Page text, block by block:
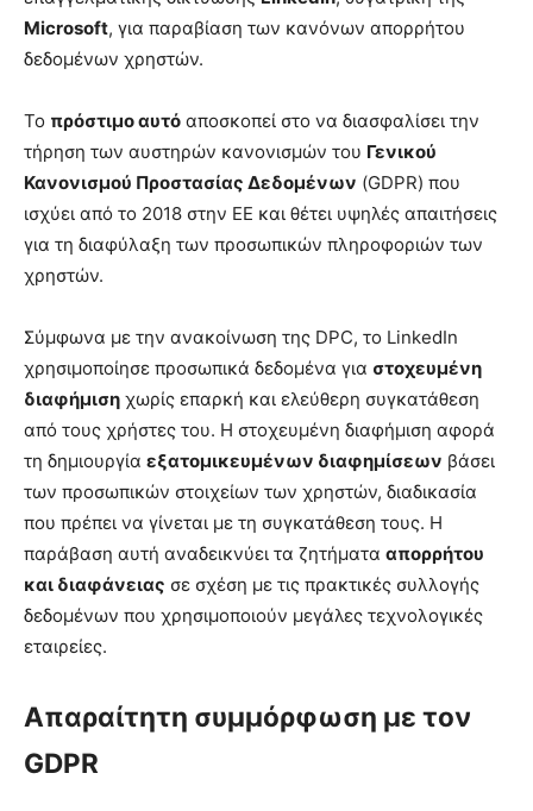
Microsoft, για παραβίαση των κανόνων απορρήτου
δεδομένων χρηστών.
Το πρόστιμο αυτό αποσκοπεί στο να διασφαλίσει την
τήρηση των αυστηρών κανονισμών του Γενικού
Κανονισμού Προστασίας Δεδομένων (GDPR) που
ισχύει από το 2018 στην ΕΕ και θέτει υψηλές απαιτήσεις
για τη διαφύλαξη των προσωπικών πληροφοριών των
χρηστών.
Σύμφωνα με την ανακοίνωση της DPC, το LinkedIn
χρησιμοποίησε προσωπικά δεδομένα για στοχευμένη
διαφήμιση χωρίς επαρκή και ελεύθερη συγκατάθεση
από τους χρήστες του. Η στοχευμένη διαφήμιση αφορά
τη δημιουργία εξατομικευμένων διαφημίσεων βάσει
των προσωπικών στοιχείων των χρηστών, διαδικασία
που πρέπει να γίνεται με τη συγκατάθεση τους. Η
παράβαση αυτή αναδεικνύει τα ζητήματα απορρήτου
και διαφάνειας σε σχέση με τις πρακτικές συλλογής
δεδομένων που χρησιμοποιούν μεγάλες τεχνολογικές
εταιρείες.
Απαραίτητη συμμόρφωση με τον
GDPR